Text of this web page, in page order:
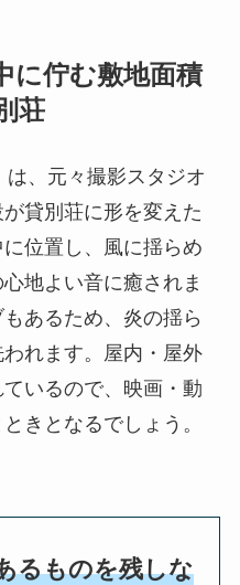
に佇む敷地面積
荘
は、元々撮影スタジオ
貸別荘に形を変えた
位置し、風に揺らめ
地よい音に癒されま
あるため、炎の揺ら
れます。屋内・屋外
いるので、映画・動
きとなるでしょう。
るものを残しな